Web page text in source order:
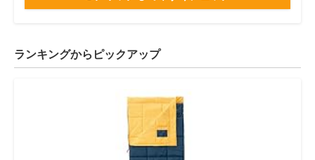
ランキングからピックアップ